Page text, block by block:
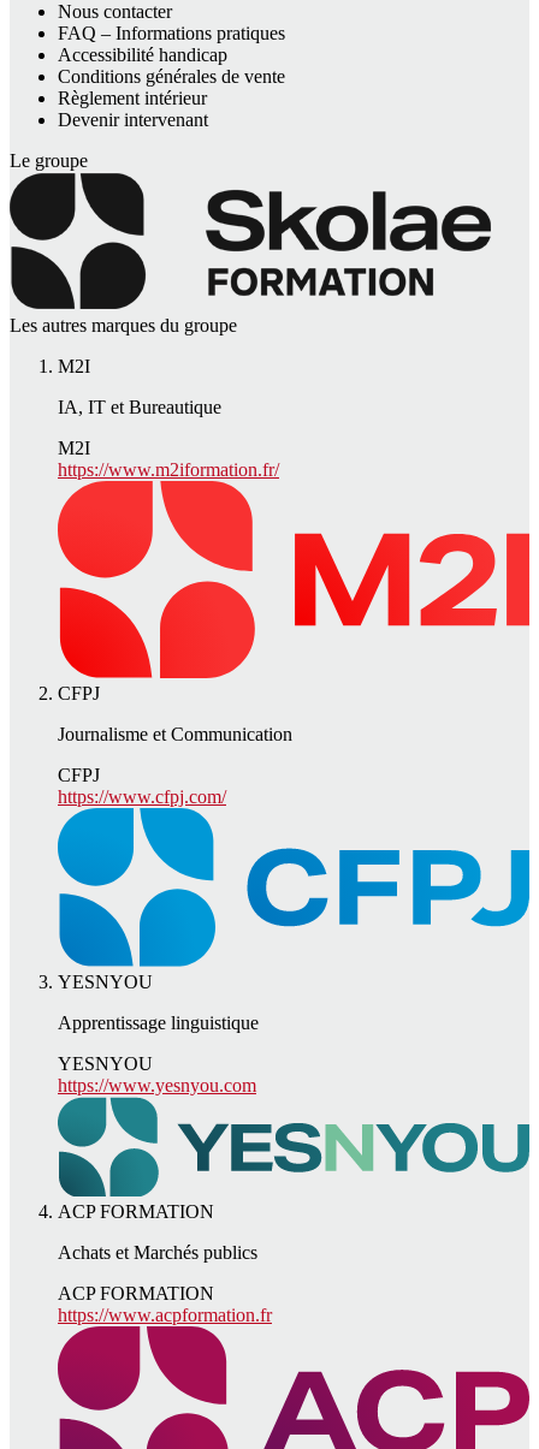
Nous contacter
FAQ – Informations pratiques
Accessibilité handicap
Conditions générales de vente
Règlement intérieur
Devenir intervenant
Le groupe
Les autres marques du groupe
M2I
IA, IT et Bureautique
M2I
https://www.m2iformation.fr/
CFPJ
Journalisme et Communication
CFPJ
https://www.cfpj.com/
YESNYOU
Apprentissage linguistique
YESNYOU
https://www.yesnyou.com
ACP FORMATION
Achats et Marchés publics
ACP FORMATION
https://www.acpformation.fr